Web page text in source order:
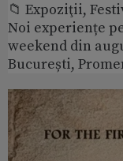
📁 Expoziţii,
Noi experiențe
weekend din
București,